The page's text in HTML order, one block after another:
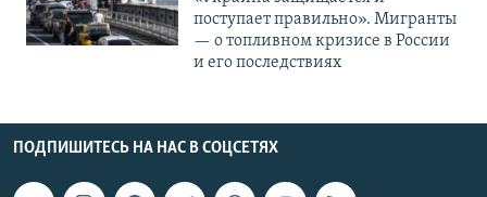
поступает правильно». Мигранты
— о топливном кризисе в России
и его последствиях
ПОДПИШИТЕСЬ НА НАС В СОЦСЕТЯХ